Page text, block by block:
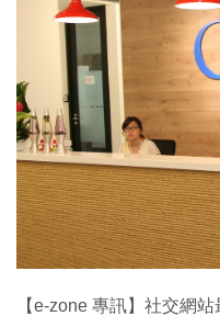
EduTech
IT Times
生成式AI與雲端應用
Enterprise Digital
特集
【e-zone 專訊】社交網